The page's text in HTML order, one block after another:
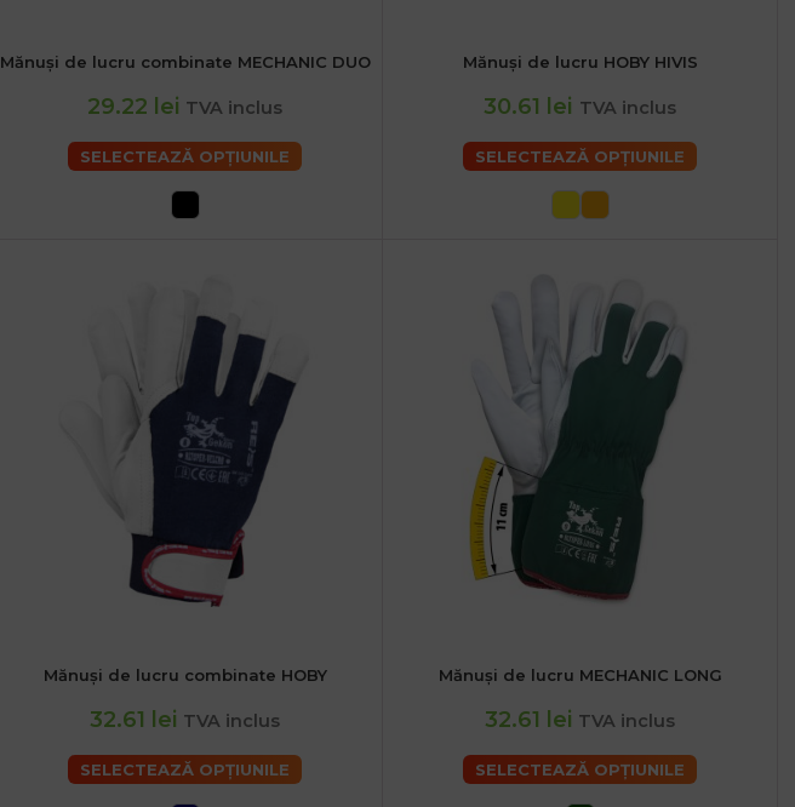
XL
Mănuși de lucru combinate MECHANIC DUO
29.22 lei TVA inclus
SELECTEAZĂ OPȚIUNILE
S M L XL
Mănuși de lucru HOBY HIVIS
30.61 lei TVA inclus
SELECTEAZĂ OPȚIUNILE
S M L XL
Mănuși de lucru combinate HOBY
32.61 lei TVA inclus
SELECTEAZĂ OPȚIUNILE
XS S M L XL
Mănuși de lucru MECHANIC LONG
32.61 lei TVA inclus
SELECTEAZĂ OPȚIUNILE